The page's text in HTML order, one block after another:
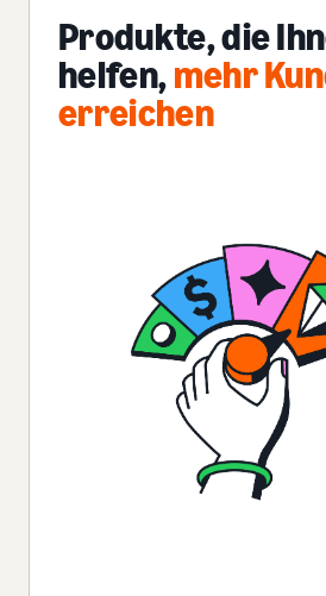
Produkte, die
helfen,mehr
erreichen